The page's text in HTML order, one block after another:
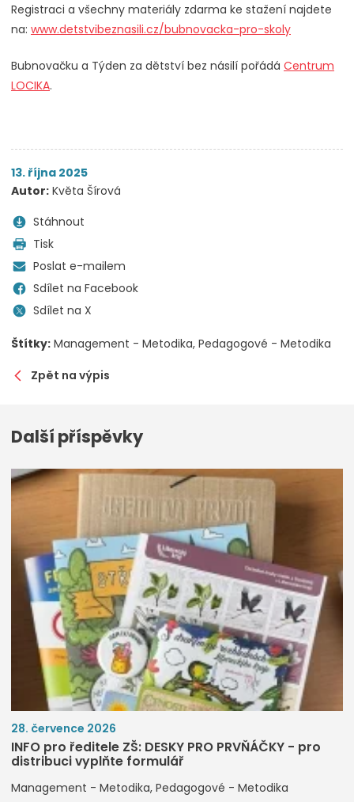
Registraci a všechny materiály zdarma ke stažení najdete
na: www.detstvibeznasili.cz/bubnovacka-pro-skoly
Bubnovačku a Týden za dětství bez násilí pořádá Centrum
LOCIKA.
13. října 2025
Autor: Květa Šírová
Stáhnout
Tisk
Poslat e-mailem
Sdílet na Facebook
Sdílet na X
Štítky: Management - Metodika Pedagogové - Metodika
Zpět na výpis
Další příspěvky
28. července 2026
INFO pro ředitele ZŠ: DESKY PRO PRVŇÁČKY - pro
distribuci vyplňte formulář
Management - Metodika Pedagogové - Metodika